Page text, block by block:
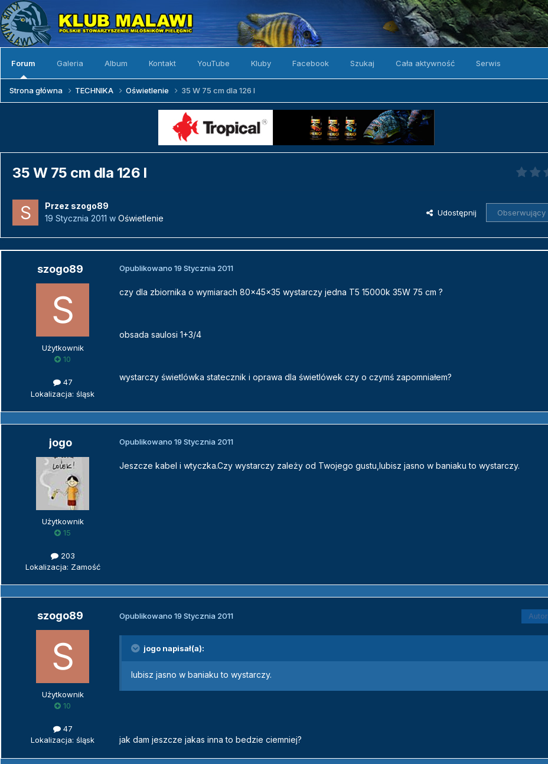
Forum Galeria Album Kontakt YouTube Kluby Facebook Szukaj Cała aktywność Serwis
Strona główna TECHNIKA Oświetlenie 35 W 75 cm dla 126 l
35 W 75 cm dla 126 l
Przez szogo89
19 Stycznia 2011 w Oświetlenie
Udostępnij Obserwujący
szogo89
Użytkownik
10
47
Lokalizacja: śląsk
Opublikowano 19 Stycznia 2011
czy dla zbiornika o wymiarach 80x45x35 wystarczy jedna T5 15000k 35W 75 cm ?
obsada saulosi 1+3/4
wystarczy świetlówka statecznik i oprawa dla świetlówek czy o czymś zapomniałem?
jogo
Użytkownik
15
203
Lokalizacja: Zamość
Opublikowano 19 Stycznia 2011
Jeszcze kabel i wtyczka.Czy wystarczy zależy od Twojego gustu,lubisz jasno w baniaku to wystarczy.
szogo89
Użytkownik
10
47
Lokalizacja: śląsk
Autor
Opublikowano 19 Stycznia 2011
jogo napisał(a):
lubisz jasno w baniaku to wystarczy.
jak dam jeszcze jakas inna to bedzie ciemniej?